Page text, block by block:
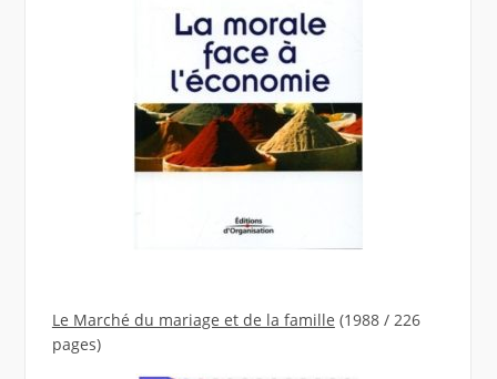
Le Marché du mariage et de la famille (1988 / 226
pages)